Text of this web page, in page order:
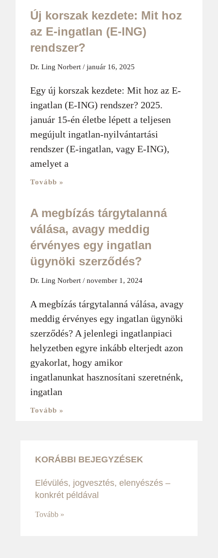
Új korszak kezdete: Mit hoz
az E-ingatlan (E-ING)
rendszer?
Dr. Ling Norbert január 16, 2025
Egy új korszak kezdete: Mit hoz az E-
ingatlan (E-ING) rendszer? 2025.
január 15-én életbe lépett a teljesen
megújult ingatlan-nyilvántartási
rendszer (E-ingatlan, vagy E-ING),
amelyet a
Tovább »
A megbízás tárgytalanná
válása, avagy meddig
érvényes egy ingatlan
ügynöki szerződés?
Dr. Ling Norbert november 1, 2024
A megbízás tárgytalanná válása, avagy
meddig érvényes egy ingatlan ügynöki
szerződés? A jelenlegi ingatlanpiaci
helyzetben egyre inkább elterjedt azon
gyakorlat, hogy amikor
ingatlanunkat hasznosítani szeretnénk,
ingatlan
Tovább »
KORÁBBI BEJEGYZÉSEK
Elévülés, jogvesztés, elenyészés –
konkrét példával
Tovább »